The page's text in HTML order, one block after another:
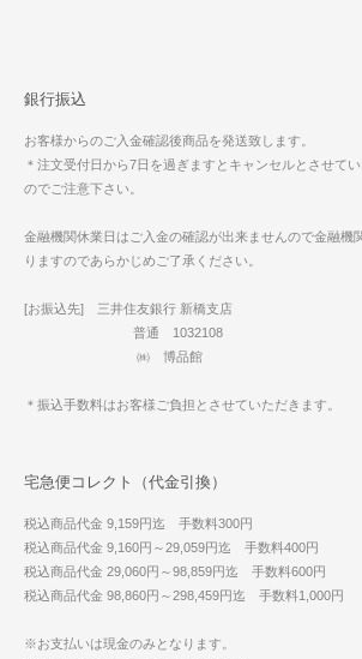
銀行振込
お客様からのご入金確認後商品を発送致します。
＊注文受付日から7日を過ぎますとキャンセルとさせて
のでご注意下さい。
金融機関休業日はご入金の確認が出来ませんので金融機
りますのであらかじめご了承ください。
[お振込先] 三井住友銀行 新橋支店
普通 1032108
㈱ 博品館
＊振込手数料はお客様ご負担とさせていただきます。
宅急便コレクト（代金引換）
税込商品代金 9,159円迄 手数料300円
税込商品代金 9,160円～29,059円迄 手数料400円
税込商品代金 29,060円～98,859円迄 手数料600円
税込商品代金 98,860円～298,459円迄 手数料1,000円
※お支払いは現金のみとなります。